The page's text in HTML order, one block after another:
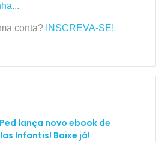
conta? INSCREVA-SE!
lança novo ebook de
Infantis! Baixe já!